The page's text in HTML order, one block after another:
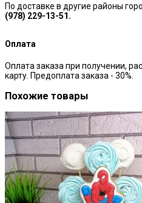
По доставке в другие районы
(978) 229-13-51.
Оплата
Оплата заказа при получении,
карту. Предоплата заказа - 30%.
Похожие товары